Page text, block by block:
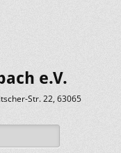
e.V.
Str. 22, 63065